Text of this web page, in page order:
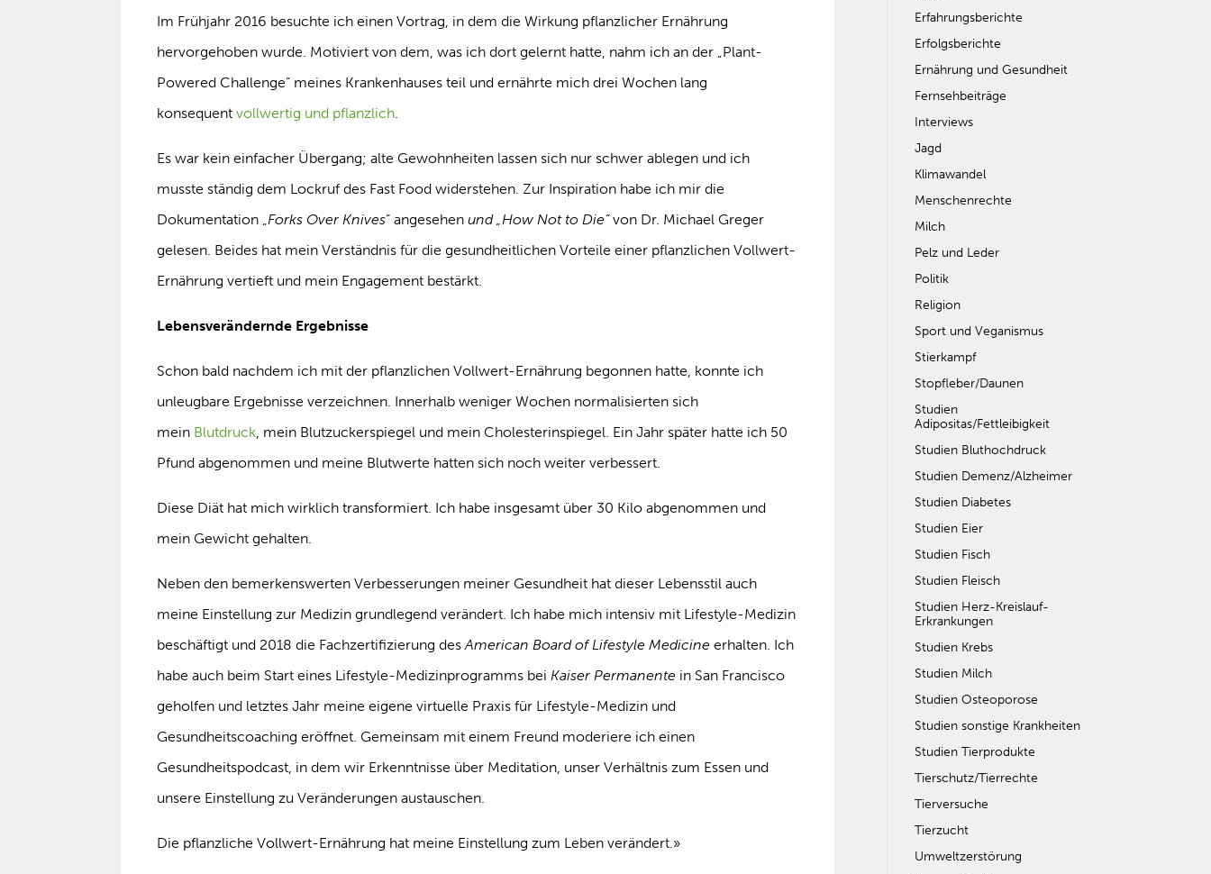
Im Frühjahr 2016 besuchte ich einen Vortrag, in dem die Wirkung pflanzlicher Ernährung
hervorgehoben wurde. Motiviert von dem, was ich dort gelernt hatte, nahm ich an der „Plant-
Powered Challenge“ meines Krankenhauses teil und ernährte mich drei Wochen lang
konsequentvollwertig und pflanzlich.
Es war kein einfacher Übergang; alte Gewohnheiten lassen sich nur schwer ablegen und ich
musste ständig dem Lockruf des Fast Food widerstehen. Zur Inspiration habe ich mir die
Dokumentation „Forks Over Knives“ angesehenund „How Not to Die“von Dr. Michael Greger
gelesen. Beides hat mein Verständnis für die gesundheitlichen Vorteile einer pflanzlichen Vollwert-
Ernährung vertieft und mein Engagement bestärkt.
Lebensverändernde Ergebnisse
Schon bald nachdem ich mit der pflanzlichen Vollwert-Ernährung begonnen hatte, konnte ich
unleugbare Ergebnisse verzeichnen. Innerhalb weniger Wochen normalisierten sich
mein Blutdruck, mein Blutzuckerspiegel und mein Cholesterinspiegel. Ein Jahr später hatte ich 50
Pfund abgenommen und meine Blutwerte hatten sich noch weiter verbessert.
Diese Diät hat mich wirklich transformiert. Ich habe insgesamt über 30 Kilo abgenommen und
mein Gewicht gehalten.
Neben den bemerkenswerten Verbesserungen meiner Gesundheit hat dieser Lebensstil auch
meine Einstellung zur Medizin grundlegend verändert. Ich habe mich intensiv mit Lifestyle-Medizin
beschäftigt und 2018 die Fachzertifizierung desAmerican Board of Lifestyle Medicine erhalten. Ich
habe auch beim Start eines Lifestyle-Medizinprogramms beiKaiser Permanente in San Francisco
geholfen und letztes Jahr meine eigene virtuelle Praxis für Lifestyle-Medizin und
Gesundheitscoaching eröffnet. Gemeinsam mit einem Freund moderiere ich einen
Gesundheitspodcast, in dem wir Erkenntnisse über Meditation, unser Verhältnis zum Essen und
unsere Einstellung zu Veränderungen austauschen.
Die pflanzliche Vollwert-Ernährung hat meine Einstellung zum Leben verändert.»
Erfahrungsberichte
Erfolgsberichte
Ernährung und Gesundheit
Fernsehbeiträge
Interviews
Jagd
Klimawandel
Menschenrechte
Milch
Pelz und Leder
Politik
Religion
Sport und Veganismus
Stierkampf
Stopfleber/Daunen
Studien
Adipositas/Fettleibigkeit
Studien Bluthochdruck
Studien Demenz/Alzheimer
Studien Diabetes
Studien Eier
Studien Fisch
Studien Fleisch
Studien Herz-Kreislauf-
Erkrankungen
Studien Krebs
Studien Milch
Studien Osteoporose
Studien sonstige Krankheiten
Studien Tierprodukte
Tierschutz/Tierrechte
Tierversuche
Tierzucht
Umweltzerstörung